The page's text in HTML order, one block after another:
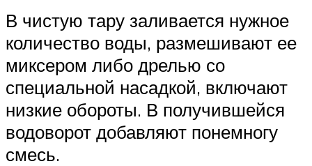
В чистую тару заливается нужное
количество воды, размешивают ее
миксером либо дрелью со
специальной насадкой, включают
низкие обороты. В получившейся
водоворот добавляют понемногу
смесь.